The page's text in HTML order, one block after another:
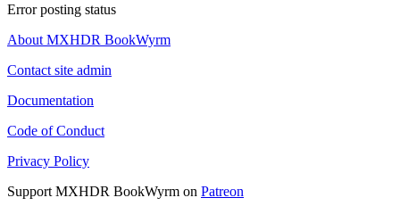
Error posting status
About MXHDR BookWyrm
Contact site admin
Documentation
Code of Conduct
Privacy Policy
Support MXHDR BookWyrm on Patreon